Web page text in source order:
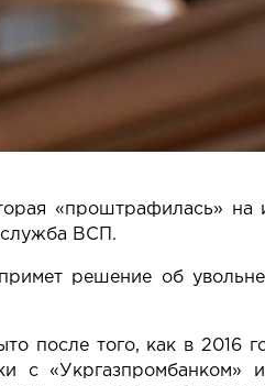
«проштрафилась» на
служба ВСП.
решение об
после того, как в 2016
с «Укргазпромбанком»